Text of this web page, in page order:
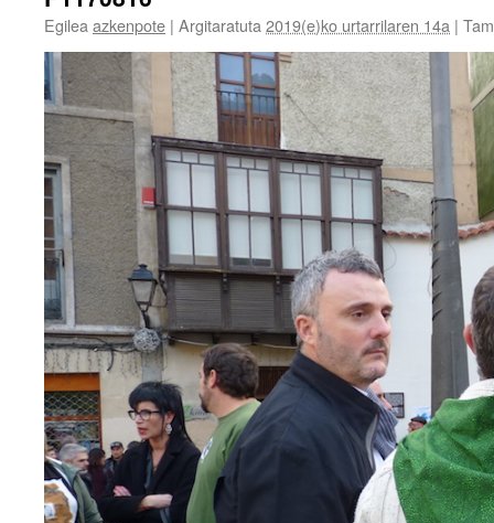
Egilea azkenpote | Argitaratuta 2019(e)ko urtarrilaren 14a |